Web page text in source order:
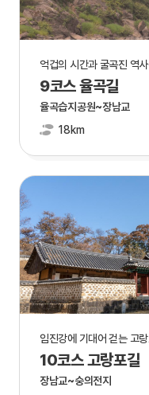
억겁의 시간과 굴곡진 역
9코스 율곡길
율곡습지공원~장남교
18km
임진강에 기대어 걷는 고
10코스 고랑포길
장남교~숭의전지